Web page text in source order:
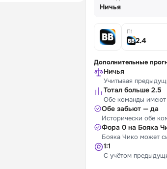
Ничья
П1
2.4
Дополнительные
Ничья
Учитывая
Тотал больше 2.5
Обе команды имеют
Обе забьют — да
Исторически обе
Фора 0 на Бояка
Бояка Чико может
1:1
С учётом